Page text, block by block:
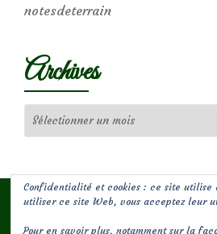
notesdeterrain
Archives
Confidentialité et cookies : ce site utilise
utiliser ce site Web, vous acceptez leur
Pour en savoir plus, notamment sur la